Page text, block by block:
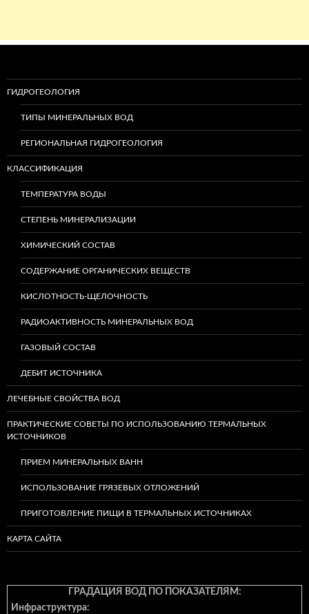
ГИДРОГЕОЛОГИЯ
ТИПЫ МИНЕРАЛЬНЫХ ВОД
РЕГИОНАЛЬНАЯ ГИДРОГЕОЛОГИЯ
КЛАССИФИКАЦИЯ
ТЕМПЕРАТУРА ВОДЫ
СТЕПЕНЬ МИНЕРАЛИЗАЦИИ
ХИМИЧЕСКИЙ СОСТАВ
СОДЕРЖАНИЕ ОРГАНИЧЕСКИХ ВЕЩЕСТВ
КИСЛОТНОСТЬ-ЩЕЛОЧНОСТЬ
РАДИОАКТИВНОСТЬ МИНЕРАЛЬНЫХ ВОД
ГАЗОВЫЙ СОСТАВ
ДЕБИТ ИСТОЧНИКА
ЛЕЧЕБНЫЕ СВОЙСТВА ВОД
ПРАКТИЧЕСКИЕ СОВЕТЫ ПО ИСПОЛЬЗОВАНИЮ ТЕРМАЛЬНЫХ
ИСТОЧНИКОВ
ПРИЕМ МИНЕРАЛЬНЫХ ВАНН
ИСПОЛЬЗОВАНИЕ ГРЯЗЕВЫХ ОТЛОЖЕНИЙ
ПРИГОТОВЛЕНИЕ ПИЩИ В ТЕРМАЛЬНЫХ ИСТОЧНИКАХ
КАРТА САЙТА
ГРАДАЦИЯ ВОД ПО ПОКАЗАТЕЛЯМ:
Инфраструктура: